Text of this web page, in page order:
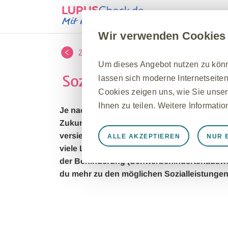
Zurück zur Übersicht
Sozialleistungen im
Je nach Verlauf einer chronischen
Zukunft ergeben. Um Unsicherheiten zu
versierte Ansprechpersonenbeim
viele Lupus-Betroffene wichtige Themen
der Behinderung
du mehr zu den möglichen
Wir verwenden Cookies
Um dieses Angebot nutzen zu
lassen sich moderne
Cookies zeigen uns, wie Sie
Ihnen zu teilen. Weitere
Immer aktiv Nur unbedingt
Notwendig, damit die Website
speichern, Cookie- und Tag-
können Ihren Browser so
NUR
ALLE AKZEPTIEREN